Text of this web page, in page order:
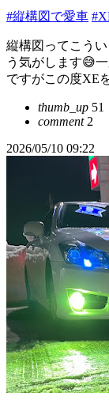
#縦構図で愛車
縦構図ってこう
う気がします😅
ですがこの度XE
thumb_up 51
comment2
2026/05/10 09:22